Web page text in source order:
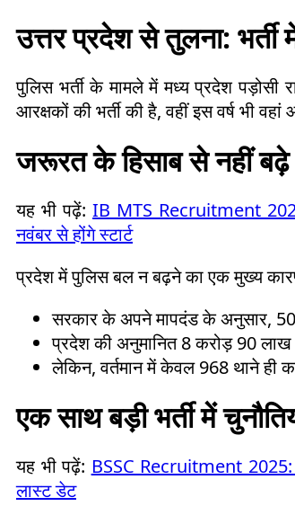
उत्तर प्रदेश से तुलना: भर्ती
पुलिस भर्ती के मामले में मध्य प्रदेश पड़ोसी
आरक्षकों की भर्ती की है, वहीं इस वर्ष भी
जरूरत के हिसाब से नहीं बढ़े
यह भी पढ़ें: IB MTS Recruitment
नवंबर से होंगे स्टार्ट
प्रदेश में पुलिस बल न बढ़ने का एक मुख्य
सरकार के अपने मापदंड के अनुसार, 50
प्रदेश की अनुमानित 8 करोड़ 90
लेकिन, वर्तमान में केवल 968 थाने ही
एक साथ बड़ी भर्ती में
यह भी पढ़ें: BSSC Recruitment 2025:
लास्ट डेट